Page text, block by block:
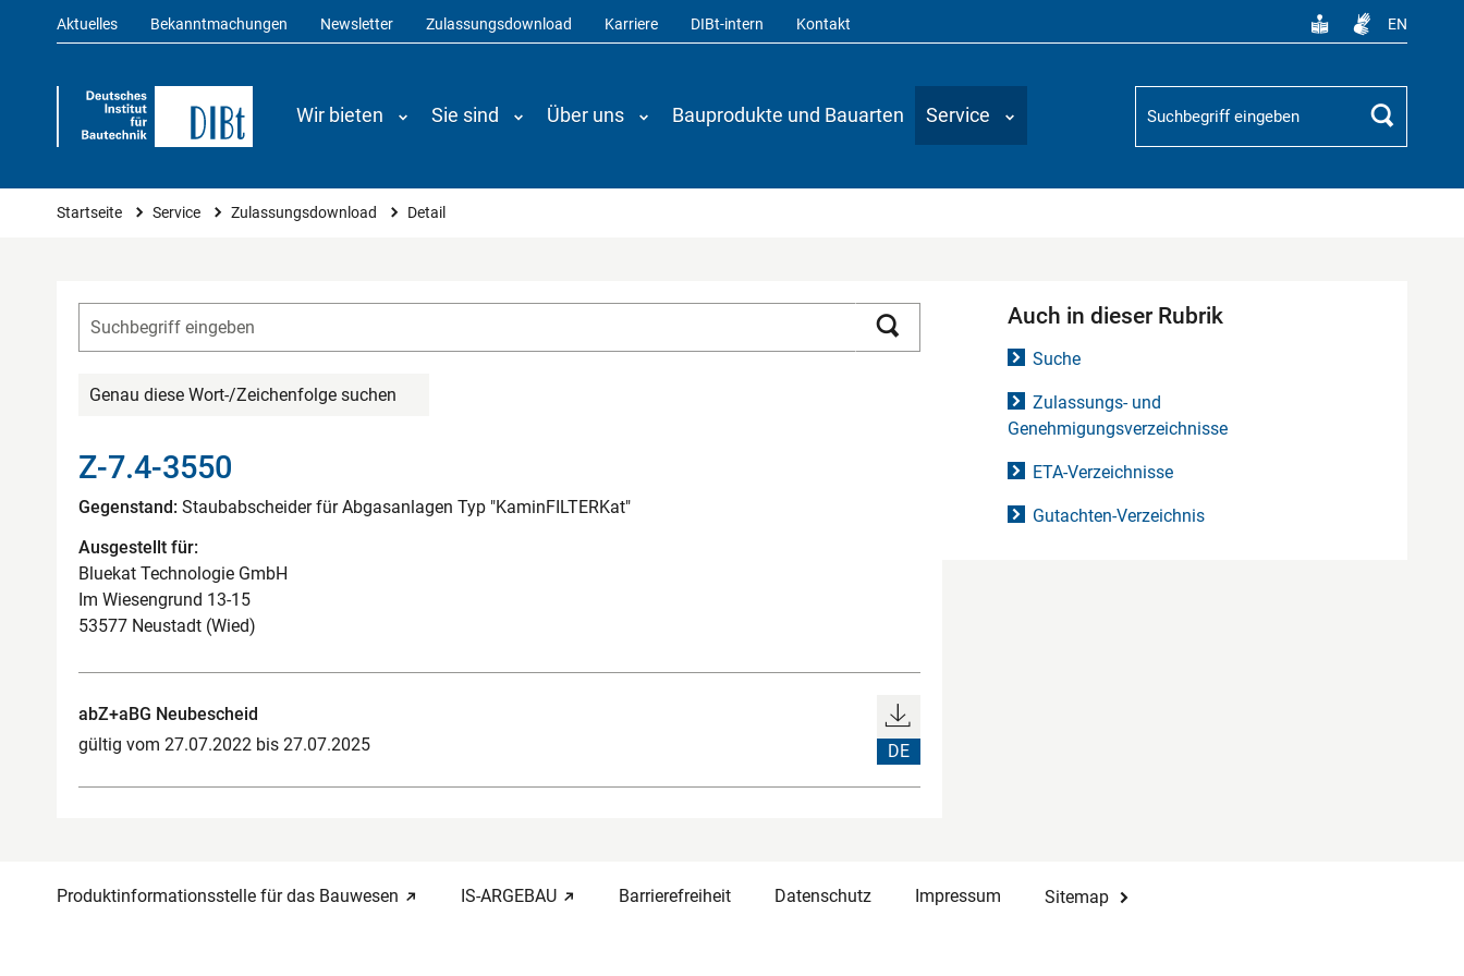
Aktuelles Bekanntmachungen Newsletter Zulassungsdownload Karriere DIBt-intern Kontakt EN
Wir bieten Sie sind Über uns Bauprodukte und Bauarten Service
Suchbegriff
Suchen
Sie sind hier
Startseite Service Zulassungsdownload Detail
Genau diese Wort-/Zeichenfolge suchen
Z-7.4-3550
Gegenstand: Staubabscheider für Abgasanlagen Typ "KaminFILTERKat"
Ausgestellt für:
Bluekat Technologie GmbH
Im Wiesengrund 13-15
53577 Neustadt (Wied)
abZ+aBG Neubescheid
gültig vom 27.07.2022 bis 27.07.2025
DE
Auch in dieser Rubrik
Suche
Zulassungs- und
Genehmigungsverzeichnisse
ETA-Verzeichnisse
Gutachten-Verzeichnis
Produktinformationsstelle für das Bauwesen IS-ARGEBAU Barrierefreiheit Datenschutz Impressum Sitemap